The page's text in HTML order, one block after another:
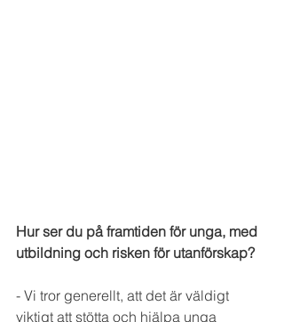
Hur ser du på framtiden för unga, med
utbildning och risken för utanförskap?
- Vi tror generellt, att det är väldigt
viktigt att stötta och hjälpa unga